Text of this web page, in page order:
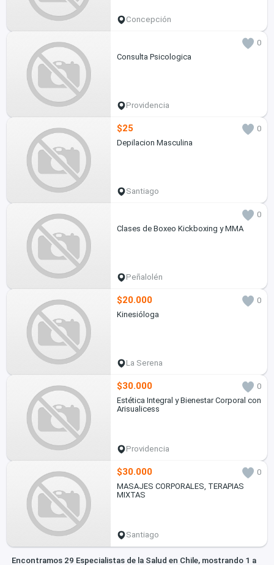
Concepción
0
Consulta Psicologica
Providencia
$25
0
Depilacion Masculina
Santiago
0
Clases de Boxeo Kickboxing y MMA
Peñalolén
$20.000
0
Kinesióloga
La Serena
$30.000
0
Estética Integral y Bienestar Corporal con
Arisualicess
Providencia
$30.000
0
MASAJES CORPORALES, TERAPIAS
MIXTAS
Santiago
Encontramos 29 Especialistas de la Salud en Chile, mostrando 1 a